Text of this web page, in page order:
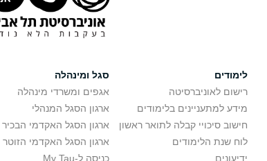
לימודים
רישום לאוניברסיטה
מידע למתעניינים בלימודים
חישוב סיכויי קבלה לתואר ראשון
לוח שנת הלימודים
ידיעונים
סגל ומינהלה
אגפים ומשרדי מינהלה
ארגון הסגל המנהלי
ארגון הסגל האקדמי הבכיר
ארגון הסגל האקדמי הזוטר
כניסה ל-My Tau